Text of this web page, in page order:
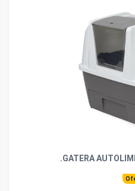
.GATERA